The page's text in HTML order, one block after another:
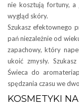
nie kosztują fortuny, a
wygląd skóry.
Szukasz efektownego
pań niezależnie od
zapachowy, który
ukoić zmysły.
Świeca do
spędzania czasu we
KOSMETYKI